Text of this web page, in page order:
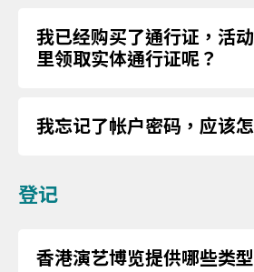
我已经购买了通行证，活
里领取实体通行证呢？
我忘记了帐户密码，应该
登记
香港演艺博览提供哪些类